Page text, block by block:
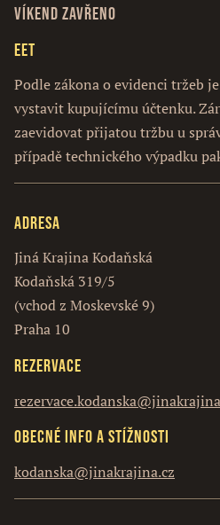
Víkend zavřeno
EET
Podle zákona o evidenci tržeb
vystavit kupujícímu účtenku.
zaevidovat přijatou tržbu u
případě technického výpadku
Adresa
Jiná Krajina Kodaňská
Kodaňská 319/5
(vchod z Moskevské 9)
Praha 10
Rezervace
Obecné info a stížnosti
kodanska@jinakrajina.cz